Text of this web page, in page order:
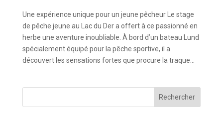
Une expérience unique pour un jeune pêcheur Le stage
de pêche jeune au Lac du Der a offert à ce passionné en
herbe une aventure inoubliable. À bord d’un bateau Lund
spécialement équipé pour la pêche sportive, il a
découvert les sensations fortes que procure la traque...
Rechercher